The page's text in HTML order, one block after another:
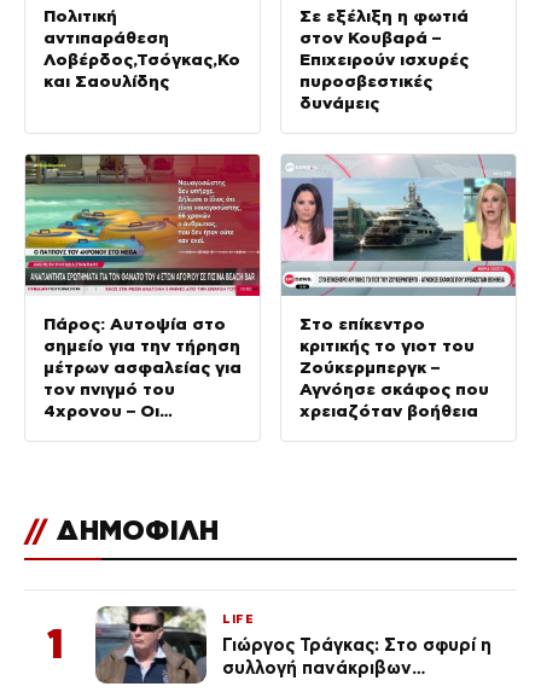
Πολιτική
αντιπαράθεση
Λοβέρδος,Τσόγκας,Κομνηνάκα
και Σαουλίδης
Σε εξέλιξη η φωτιά
στον Κουβαρά –
Επιχειρούν ισχυρές
πυροσβεστικές
δυνάμεις
Πάρος: Αυτοψία στο
σημείο για την τήρηση
μέτρων ασφαλείας για
τον πνιγμό του
4χρονου – Οι
Στο επίκεντρο
κριτικής το γιοτ του
Ζούκερμπεργκ –
Αγνόησε σκάφος που
χρειαζόταν βοήθεια
// ΔΗΜΟΦΙΛΗ
1
LIFE
Γιώργος Τράγκας: Στο σφυρί η
συλλογή πανάκριβων